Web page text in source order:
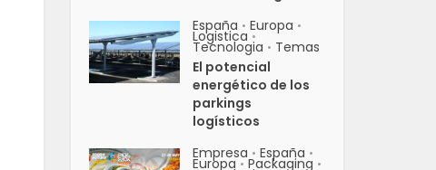
España • Europa •
Logistica •
Tecnologia • Temas
El potencial
energético de los
parkings
logísticos
Empresa • España •
Europa • Packaging •